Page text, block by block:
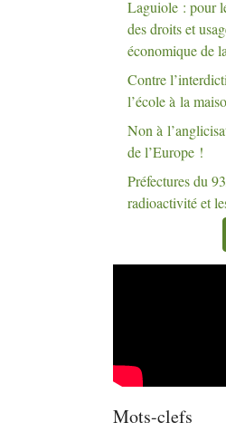
Laguiole : pour
des droits et
économique de
Contre
l’école à la
Non à
de l’Europe !
Préfectures du
radioactivité et
Mots-clefs